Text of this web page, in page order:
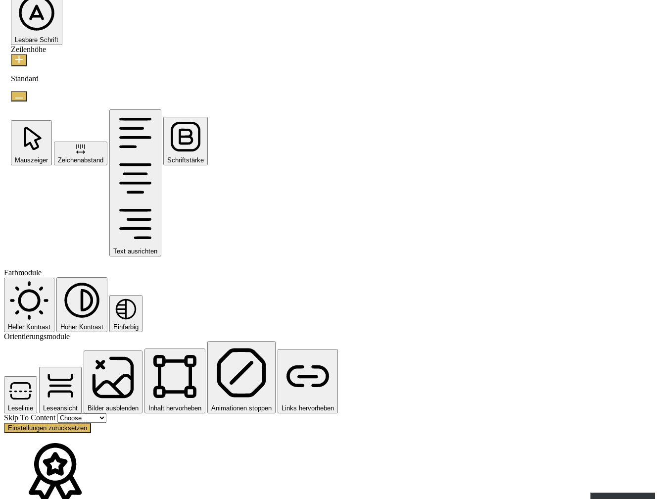
Lesbare Schrift
Zeilenhöhe
Standard
Mauszeiger Zeichenabstand
Text ausrichten
Schriftstärke
Farbmodule
Heller Kontrast Hoher Kontrast Einfarbig
Orientierungsmodule
Leselinie Leseansicht Bilder ausblenden Inhalt hervorheben Animationen stoppen Links hervorheben
Skip To Content
Einstellungen zurücksetzen